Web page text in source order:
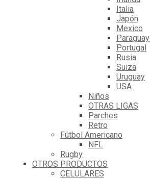
Italia
Japón
Mexico
Paraguay
Portugal
Rusia
Suiza
Uruguay
USA
Niños
OTRAS LIGAS
Parches
Retro
Fútbol Americano
NFL
Rugby
OTROS PRODUCTOS
CELULARES